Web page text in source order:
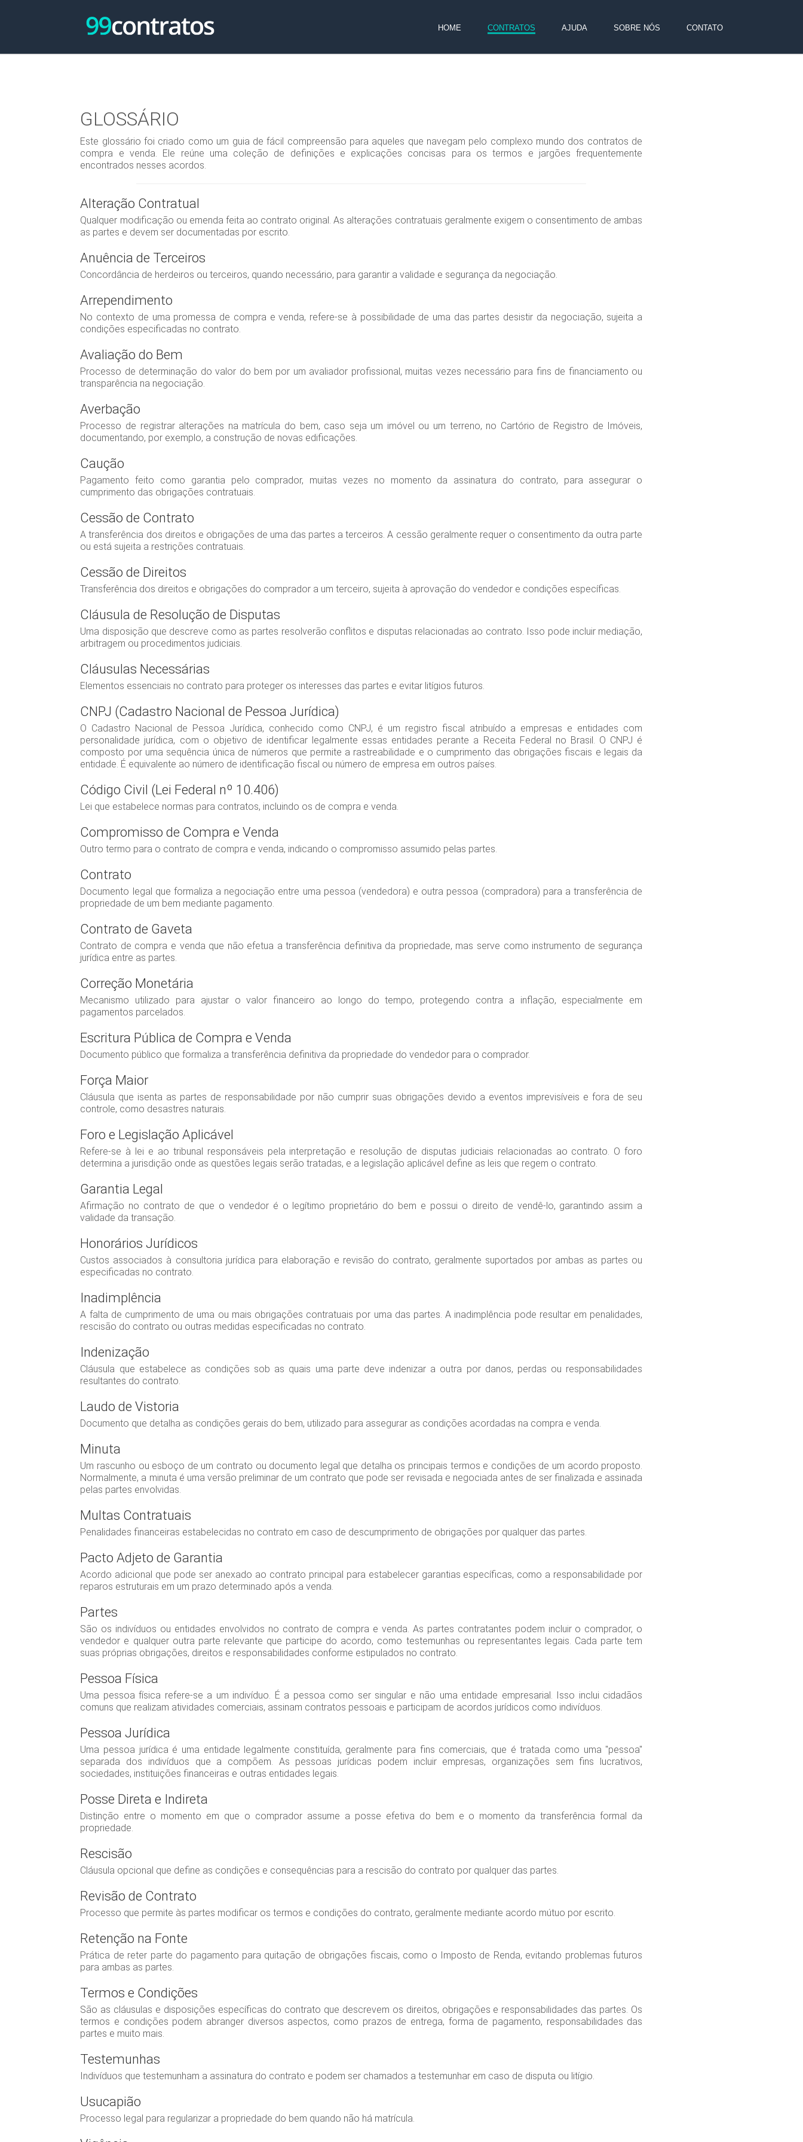
HOME CONTRATOS AJUDA SOBRE NÓS CONTATO
GLOSSÁRIO
Este glossário foi criado como um guia de fácil compreensão para aqueles que navegam pelo complexo mundo dos contratos de
compra e venda. Ele reúne uma coleção de definições e explicações concisas para os termos e jargões frequentemente
encontrados nesses acordos.
Alteração Contratual
Qualquer modificação ou emenda feita ao contrato original. As alterações contratuais geralmente exigem o consentimento de ambas
as partes e devem ser documentadas por escrito.
Anuência de Terceiros
Concordância de herdeiros ou terceiros, quando necessário, para garantir a validade e segurança da negociação.
Arrependimento
No contexto de uma promessa de compra e venda, refere-se à possibilidade de uma das partes desistir da negociação, sujeita a
condições especificadas no contrato.
Avaliação do Bem
Processo de determinação do valor do bem por um avaliador profissional, muitas vezes necessário para fins de financiamento ou
transparência na negociação.
Averbação
Processo de registrar alterações na matrícula do bem, caso seja um imóvel ou um terreno, no Cartório de Registro de Imóveis,
documentando, por exemplo, a construção de novas edificações.
Caução
Pagamento feito como garantia pelo comprador, muitas vezes no momento da assinatura do contrato, para assegurar o
cumprimento das obrigações contratuais.
Cessão de Contrato
A transferência dos direitos e obrigações de uma das partes a terceiros. A cessão geralmente requer o consentimento da outra parte
ou está sujeita a restrições contratuais.
Cessão de Direitos
Transferência dos direitos e obrigações do comprador a um terceiro, sujeita à aprovação do vendedor e condições específicas.
Cláusula de Resolução de Disputas
Uma disposição que descreve como as partes resolverão conflitos e disputas relacionadas ao contrato. Isso pode incluir mediação,
arbitragem ou procedimentos judiciais.
Cláusulas Necessárias
Elementos essenciais no contrato para proteger os interesses das partes e evitar litígios futuros.
CNPJ (Cadastro Nacional de Pessoa Jurídica)
O Cadastro Nacional de Pessoa Jurídica, conhecido como CNPJ, é um registro fiscal atribuído a empresas e entidades com
personalidade jurídica, com o objetivo de identificar legalmente essas entidades perante a Receita Federal no Brasil. O CNPJ é
composto por uma sequência única de números que permite a rastreabilidade e o cumprimento das obrigações fiscais e legais da
entidade. É equivalente ao número de identificação fiscal ou número de empresa em outros países.
Código Civil (Lei Federal nº 10.406)
Lei que estabelece normas para contratos, incluindo os de compra e venda.
Compromisso de Compra e Venda
Outro termo para o contrato de compra e venda, indicando o compromisso assumido pelas partes.
Contrato
Documento legal que formaliza a negociação entre uma pessoa (vendedora) e outra pessoa (compradora) para a transferência de
propriedade de um bem mediante pagamento.
Contrato de Gaveta
Contrato de compra e venda que não efetua a transferência definitiva da propriedade, mas serve como instrumento de segurança
jurídica entre as partes.
Correção Monetária
Mecanismo utilizado para ajustar o valor financeiro ao longo do tempo, protegendo contra a inflação, especialmente em
pagamentos parcelados.
Escritura Pública de Compra e Venda
Documento público que formaliza a transferência definitiva da propriedade do vendedor para o comprador.
Força Maior
Cláusula que isenta as partes de responsabilidade por não cumprir suas obrigações devido a eventos imprevisíveis e fora de seu
controle, como desastres naturais.
Foro e Legislação Aplicável
Refere-se à lei e ao tribunal responsáveis pela interpretação e resolução de disputas judiciais relacionadas ao contrato. O foro
determina a jurisdição onde as questões legais serão tratadas, e a legislação aplicável define as leis que regem o contrato.
Garantia Legal
Afirmação no contrato de que o vendedor é o legítimo proprietário do bem e possui o direito de vendê-lo, garantindo assim a
validade da transação.
Honorários Jurídicos
Custos associados à consultoria jurídica para elaboração e revisão do contrato, geralmente suportados por ambas as partes ou
especificadas no contrato.
Inadimplência
A falta de cumprimento de uma ou mais obrigações contratuais por uma das partes. A inadimplência pode resultar em penalidades,
rescisão do contrato ou outras medidas especificadas no contrato.
Indenização
Cláusula que estabelece as condições sob as quais uma parte deve indenizar a outra por danos, perdas ou responsabilidades
resultantes do contrato.
Laudo de Vistoria
Documento que detalha as condições gerais do bem, utilizado para assegurar as condições acordadas na compra e venda.
Minuta
Um rascunho ou esboço de um contrato ou documento legal que detalha os principais termos e condições de um acordo proposto.
Normalmente, a minuta é uma versão preliminar de um contrato que pode ser revisada e negociada antes de ser finalizada e assinada
pelas partes envolvidas.
Multas Contratuais
Penalidades financeiras estabelecidas no contrato em caso de descumprimento de obrigações por qualquer das partes.
Pacto Adjeto de Garantia
Acordo adicional que pode ser anexado ao contrato principal para estabelecer garantias específicas, como a responsabilidade por
reparos estruturais em um prazo determinado após a venda.
Partes
São os indivíduos ou entidades envolvidos no contrato de compra e venda. As partes contratantes podem incluir o comprador, o
vendedor e qualquer outra parte relevante que participe do acordo, como testemunhas ou representantes legais. Cada parte tem
suas próprias obrigações, direitos e responsabilidades conforme estipulados no contrato.
Pessoa Física
Uma pessoa física refere-se a um indivíduo. É a pessoa como ser singular e não uma entidade empresarial. Isso inclui cidadãos
comuns que realizam atividades comerciais, assinam contratos pessoais e participam de acordos jurídicos como indivíduos.
Pessoa Jurídica
Uma pessoa jurídica é uma entidade legalmente constituída, geralmente para fins comerciais, que é tratada como uma "pessoa"
separada dos indivíduos que a compõem. As pessoas jurídicas podem incluir empresas, organizações sem fins lucrativos,
sociedades, instituições financeiras e outras entidades legais.
Posse Direta e Indireta
Distinção entre o momento em que o comprador assume a posse efetiva do bem e o momento da transferência formal da
propriedade.
Rescisão
Cláusula opcional que define as condições e consequências para a rescisão do contrato por qualquer das partes.
Revisão de Contrato
Processo que permite às partes modificar os termos e condições do contrato, geralmente mediante acordo mútuo por escrito.
Retenção na Fonte
Prática de reter parte do pagamento para quitação de obrigações fiscais, como o Imposto de Renda, evitando problemas futuros
para ambas as partes.
Termos e Condições
São as cláusulas e disposições específicas do contrato que descrevem os direitos, obrigações e responsabilidades das partes. Os
termos e condições podem abranger diversos aspectos, como prazos de entrega, forma de pagamento, responsabilidades das
partes e muito mais.
Testemunhas
Indivíduos que testemunham a assinatura do contrato e podem ser chamados a testemunhar em caso de disputa ou litígio.
Usucapião
Processo legal para regularizar a propriedade do bem quando não há matrícula.